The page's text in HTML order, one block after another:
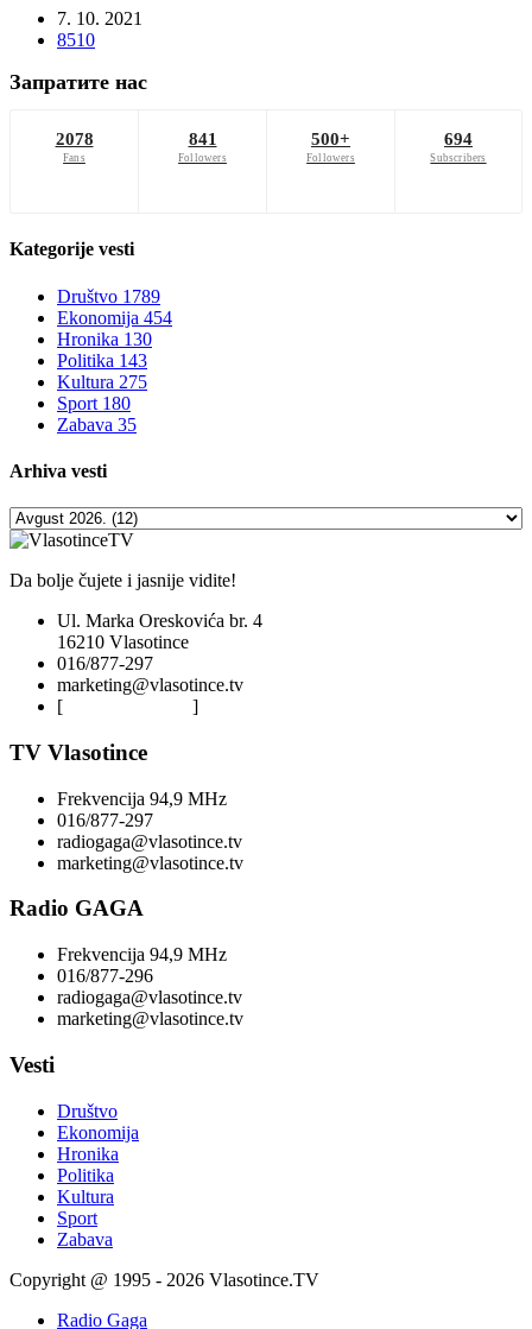
7. 10. 2021
8510
Запратите нас
2078
Fans
841
Followers
500+
Followers
694
Subscribers
Kategorije vesti
Društvo 1789
Ekonomija 454
Hronika 130
Politika 143
Kultura 275
Sport 180
Zabava 35
Arhiva vesti
Da bolje čujete i jasnije vidite!
Ul. Marka Oreskovića br. 4
16210 Vlasotince
016/877-297
marketing@vlasotince.tv
[
]
TV Vlasotince
Frekvencija 94,9 MHz
016/877-297
radiogaga@vlasotince.tv
marketing@vlasotince.tv
Radio GAGA
Frekvencija 94,9 MHz
016/877-296
radiogaga@vlasotince.tv
marketing@vlasotince.tv
Vesti
Društvo
Ekonomija
Hronika
Politika
Kultura
Sport
Zabava
Copyright @ 1995 - 2026 Vlasotince.TV
Radio Gaga